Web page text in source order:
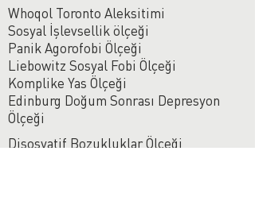
Whoqol Toronto Aleksitimi
Sosyal İşlevsellik ölçeği
Panik Agorofobi Ölçeği
Liebowitz Sosyal Fobi Ölçeği
Komplike Yas Ölçeği
Edinburg Doğum Sonrası Depresyon
Ölçeği
Disosyatif Bozukluklar Ölçeği